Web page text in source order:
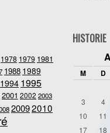
1978 1979 1981
1988 1989
1994 1995
2001 2002 2003
20092010
HISTORIE
M D
3
4
10
11
17
18